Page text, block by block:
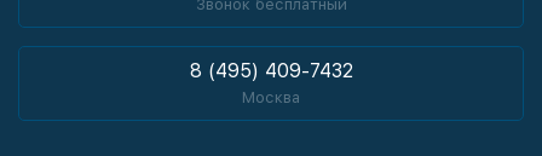
Звонок бесплатный
8 (495) 409-7432
Москва